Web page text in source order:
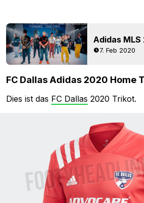
7. Feb 2020
FC Dallas Adidas 2020 Home
Dies ist das FC Dallas 2020 Trikot.